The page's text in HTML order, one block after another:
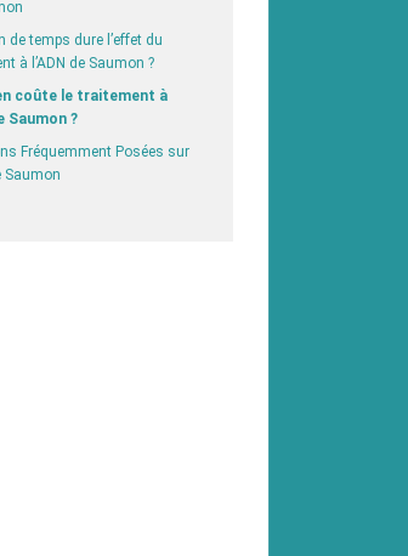
de temps dure l’effet du
à l’ADN de Saumon ?
coûte le traitement à
Saumon ?
Fréquemment Posées sur
Saumon